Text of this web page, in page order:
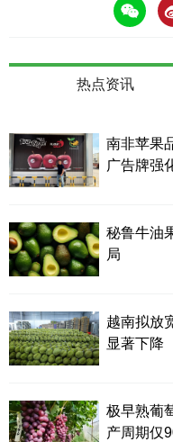
热点资讯
南非苹果
广告牌强
秘鲁牛油
局
越南拟放
显著下降
极早熟葡
产周期仅